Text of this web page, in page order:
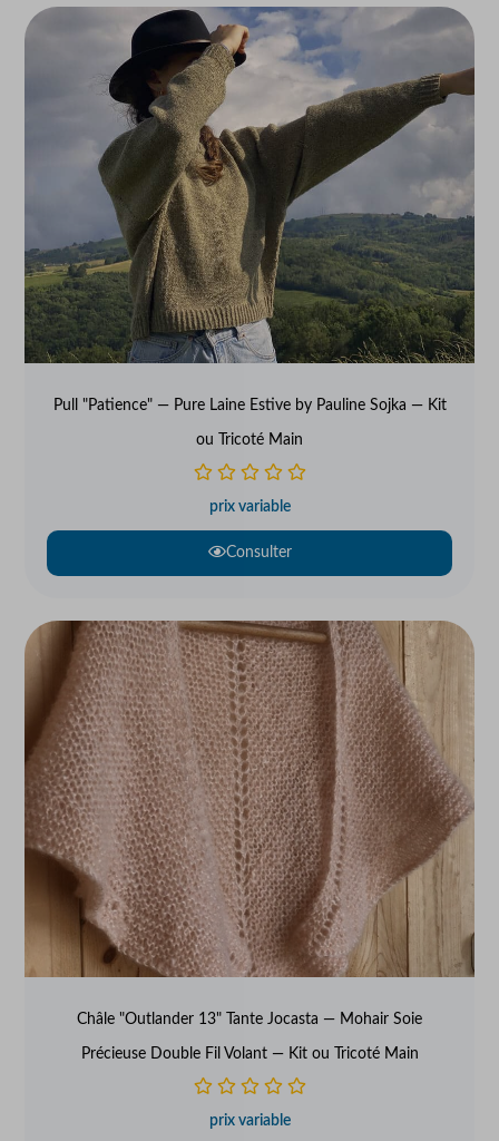
Pull "Patience" — Pure Laine Estive by Pauline Sojka — Kit
ou Tricoté Main
prix variable
Consulter
Châle "Outlander 13" Tante Jocasta — Mohair Soie
Précieuse Double Fil Volant — Kit ou Tricoté Main
prix variable